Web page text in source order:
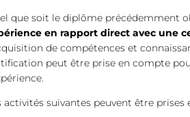
que soit le diplôme précédemment
en rapport direct avec une
de compétences et
peut être prise en compte
activités suivantes peuvent être prises